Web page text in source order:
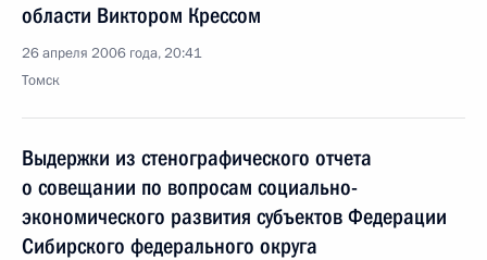
области Виктором Крессом
26 апреля 2006 года, 20:41
Томск
Выдержки из стенографического отчета
о совещании по вопросам социально-
экономического развития субъектов Федерации
Сибирского федерального округа